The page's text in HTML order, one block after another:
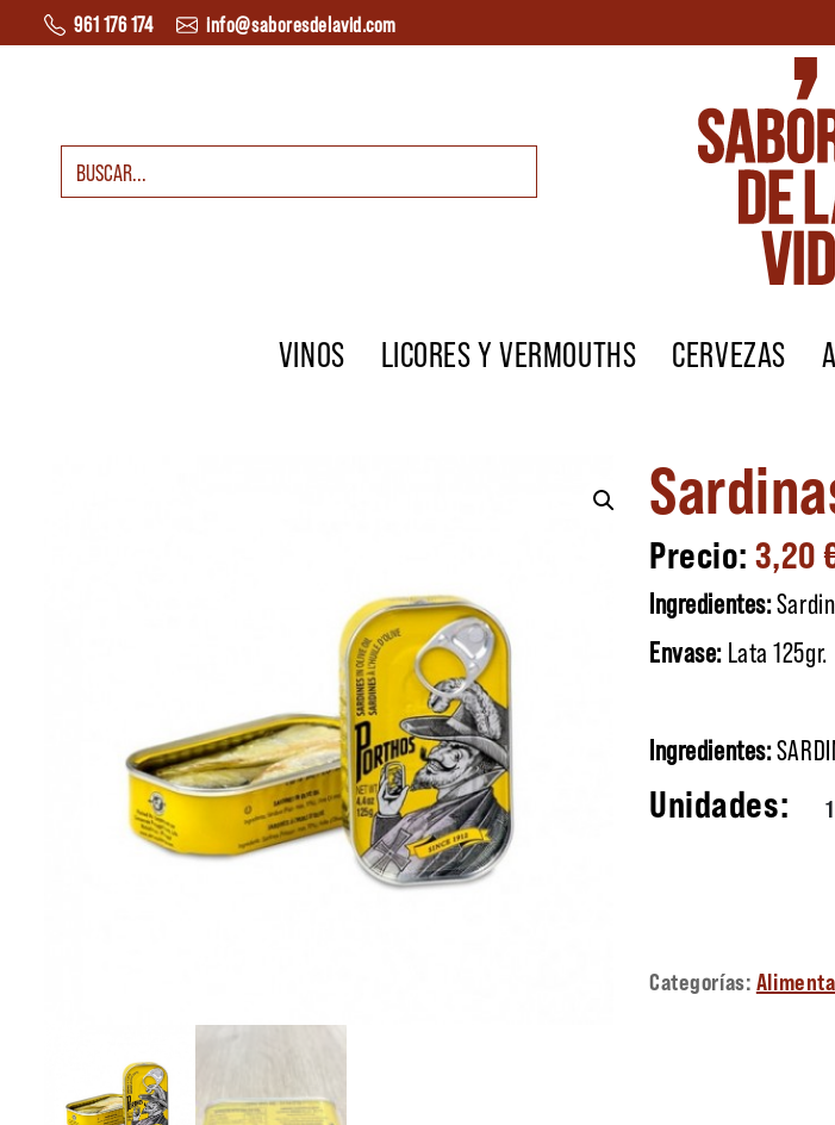
Saltar al contenido
961 176 174 info@saboresdelavid.com
Buscar:
VINOS LICORES Y VERMOUTHS CERVEZAS
3,20
Ingredientes:
Envase: Lata 125gr.
Ingredientes:
Categorías: